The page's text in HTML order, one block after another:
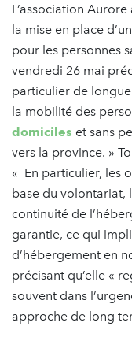
L’association
la mise en place
pour les personnes
vendredi 26 mai
particulier de
la mobilité des
domiciles et sans
vers la province. »
« En particulier, les
base du volontariat,
continuité de
garantie, ce qui
d’hébergement en
précisant qu’elle «
souvent dans
approche de long